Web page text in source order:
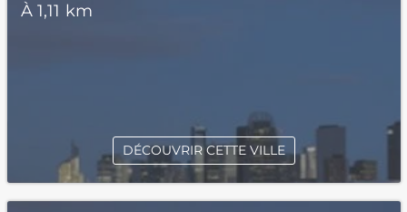
À 1,11 km
DÉCOUVRIR CETTE VILLE